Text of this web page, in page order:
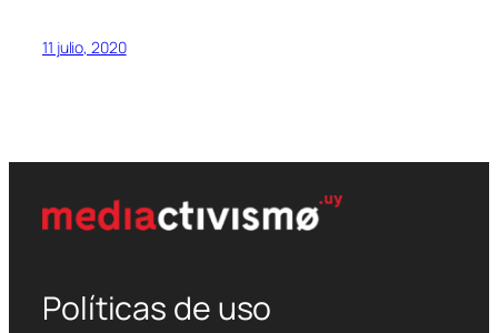
11 julio, 2020
Políticas de uso